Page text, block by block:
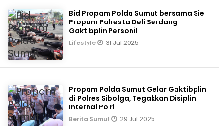
Bid Propam Polda Sumut bersama Sie
Propam Polresta Deli Serdang
Gaktibplin Personil
Lifestyle 31 Jul 2025
Propam Polda Sumut Gelar Gaktibplin
di Polres Sibolga, Tegakkan Disiplin
Internal Polri
Berita Sumut 29 Jul 2025